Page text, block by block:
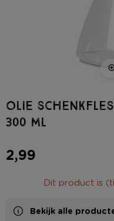
Olie
300 ml
2,99
Dit product is
Bekijk alle